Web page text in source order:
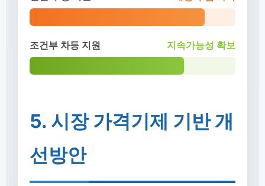
조건부 차등 지원 지속가능성 확보
5. 시장 가격기제 기반 개
선방안